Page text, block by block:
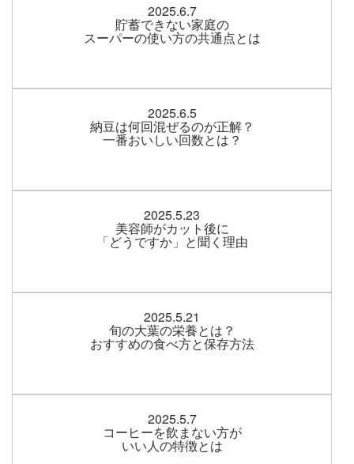
2025.6.7
貯蓄できない家庭の
スーパーの使い方の共通点とは
2025.6.5
納豆は何回混ぜるのが正解？
一番おいしい回数とは？
2025.5.23
美容師がカット後に
「どうですか」と聞く理由
2025.5.21
旬の大葉の栄養とは？
おすすめの食べ方と保存方法
2025.5.7
コーヒーを飲まない方が
いい人の特徴とは